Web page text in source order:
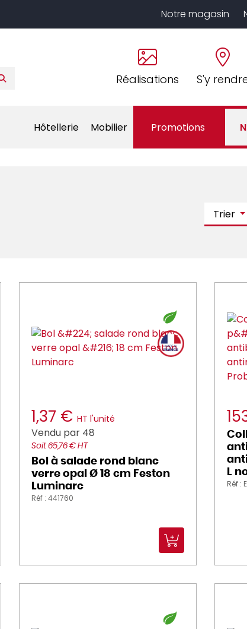
Réalisations S'y
Notre magasin
Hôtellerie Mobilier Promotions
Trier
1,37 € HT l'unité
Vendu par 48
Soit 65,76 € HT
Bol à salade rond blanc
verre opal Ø 18 cm Feston
Luminarc
Réf : 441760
L
Réf :